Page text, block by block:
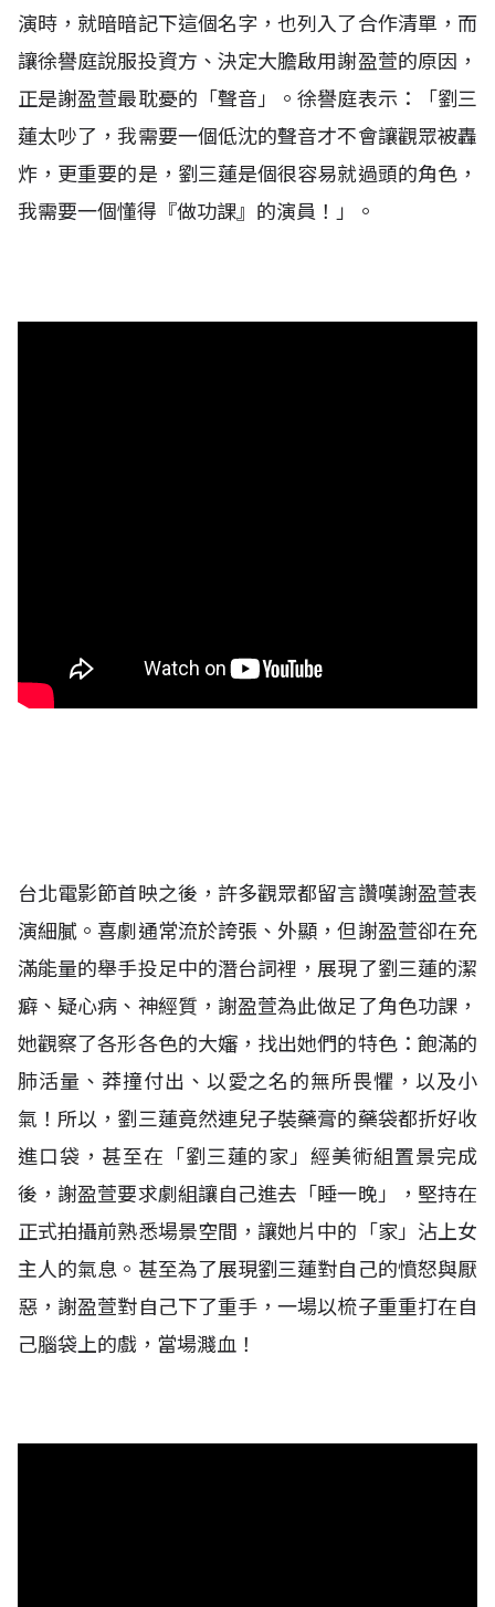
演時，就暗暗記下這個名字，也列入了合作清單，而
讓徐譽庭說服投資方、決定大膽啟用謝盈萱的原因，
正是謝盈萱最耽憂的「聲音」。徐譽庭表示：「劉三
蓮太吵了，我需要一個低沈的聲音才不會讓觀眾被轟
炸，更重要的是，劉三蓮是個很容易就過頭的角色，
我需要一個懂得『做功課』的演員！」。
台北電影節首映之後，許多觀眾都留言讚嘆謝盈萱表
演細膩。喜劇通常流於誇張、外顯，但謝盈萱卻在充
滿能量的舉手投足中的潛台詞裡，展現了劉三蓮的潔
癖、疑心病、神經質，謝盈萱為此做足了角色功課，
她觀察了各形各色的大嬸，找出她們的特色：飽滿的
肺活量、莽撞付出、以愛之名的無所畏懼，以及小
氣！所以，劉三蓮竟然連兒子裝藥膏的藥袋都折好收
進口袋，甚至在「劉三蓮的家」經美術組置景完成
後，謝盈萱要求劇組讓自己進去「睡一晚」，堅持在
正式拍攝前熟悉場景空間，讓她片中的「家」沾上女
主人的氣息。甚至為了展現劉三蓮對自己的憤怒與厭
惡，謝盈萱對自己下了重手，一場以梳子重重打在自
己腦袋上的戲，當場濺血！